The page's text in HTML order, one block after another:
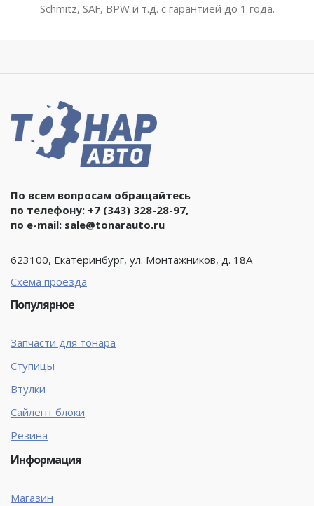
Schmitz, SAF, BPW и т.д. с гарантией до 1 года.
По всем вопросам обращайтесь
по телефону: +7 (343) 328-28-97,
по e-mail: sale@tonarauto.ru
623100, Екатеринбург, ул. Монтажников, д. 18А
Схема проезда
Популярное
Запчасти для тонара
Ступицы
Втулки
Сайлент блоки
Резина
Информация
Магазин